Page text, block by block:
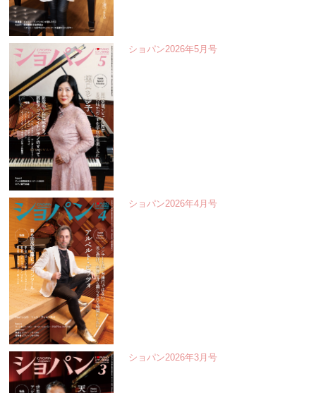
ショパン2026年5月号
ショパン2026年4月号
ショパン2026年3月号